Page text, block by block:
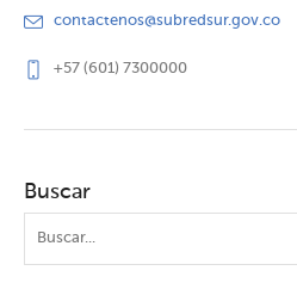
contactenos@subredsur.gov.co
+57 (601) 7300000
Buscar